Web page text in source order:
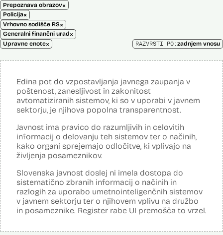
Prepoznava obrazov×
Policija×
Vrhovno sodišče RS×
Generalni finančni urad×
Upravne enote× RAZVRSTI PO:zadnjem vnosu
Edina pot do vzpostavljanja javnega zaupanja v
poštenost, zanesljivost in zakonitost
avtomatiziranih sistemov, ki so v uporabi v javnem
sektorju, je njihova popolna transparentnost.
Javnost ima pravico do razumljivih in celovitih
informacij o delovanju teh sistemov ter o načinih,
kako organi sprejemajo odločitve, ki vplivajo na
življenja posameznikov.
Slovenska javnost doslej ni imela dostopa do
sistematično zbranih informacij o načinih in
razlogih za uporabo umetnointeligenčnih sistemov
v javnem sektorju ter o njihovem vplivu na družbo
in posameznike. Register rabe UI premošča to vrzel.